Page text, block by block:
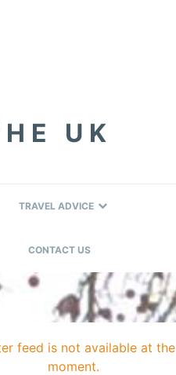
UK
TRAVEL ADVICE
CONTACT US
feed is not available at the
moment.